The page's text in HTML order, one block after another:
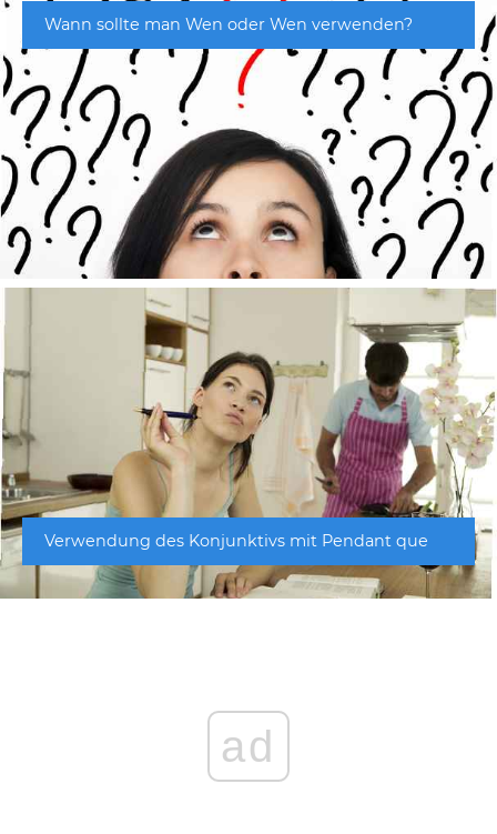
Wann sollte man Wen oder Wen verwenden?
Verwendung des Konjunktivs mit Pendant que
ad